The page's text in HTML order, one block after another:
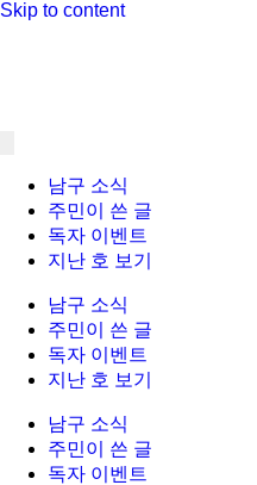
Skip to content
남구 소식
주민이 쓴 글
독자 이벤트
지난 호 보기
남구 소식
주민이 쓴 글
독자 이벤트
지난 호 보기
남구 소식
주민이 쓴 글
독자 이벤트